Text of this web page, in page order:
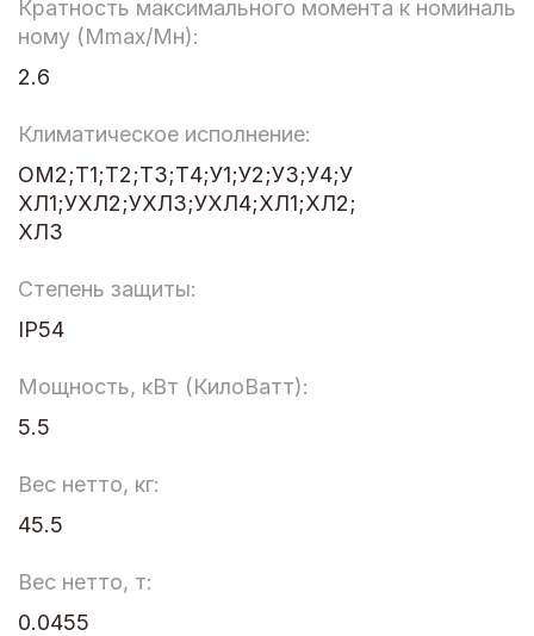
Кратность максимального момента к номиналь
ному (Мmax/Мн):
2.6
Климатическое исполнение:
ОМ2;Т1;Т2;Т3;Т4;У1;У2;У3;У4;У
ХЛ1;УХЛ2;УХЛ3;УХЛ4;ХЛ1;ХЛ2;
ХЛ3
Степень защиты:
IP54
Мощность, кВт (КилоВатт):
5.5
Вес нетто, кг:
45.5
Вес нетто, т:
0.0455